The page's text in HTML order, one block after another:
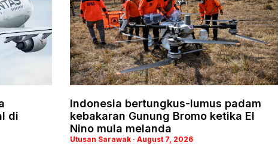
di
Indonesia bertungkus-lumus padam
kebakaran Gunung Bromo ketika El
Nino mula melanda
Utusan Sarawak August 7, 2026